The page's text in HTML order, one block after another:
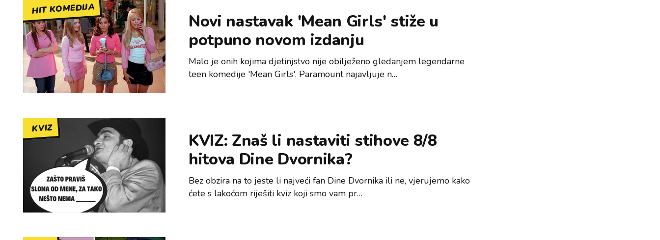
HIT KOMEDIJA
Novi nastavak 'Mean Girls' stiže u
potpuno novom izdanju
Malo je onih kojima djetinjstvo nije obilježeno gledanjem legendarne
teen komedije 'Mean Girls'. Paramount najavljuje n…
KVIZ
KVIZ: Znaš li nastaviti stihove 8/8
hitova Dine Dvornika?
Bez obzira na to jeste li najveći fan Dine Dvornika ili ne, vjerujemo kako
ćete s lakoćom riješiti kviz koji smo vam pr…